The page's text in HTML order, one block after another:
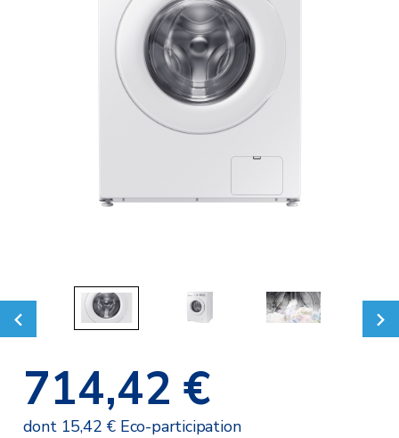
714,42 €
dont 15,42 € Eco-participation